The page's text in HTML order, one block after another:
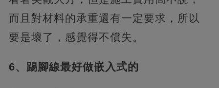
而且對材料的承重還有一定要求，所以
要是壞了，感覺得不償失。
6、踢腳線最好做嵌入式的